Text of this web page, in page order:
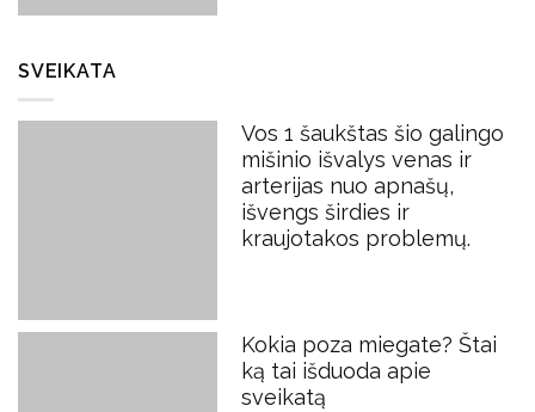
SVEIKATA
Vos 1 šaukštas šio galingo
mišinio išvalys venas ir
arterijas nuo apnašų,
išvengs širdies ir
kraujotakos problemų.
Kokia poza miegate? Štai
ką tai išduoda apie
sveikatą